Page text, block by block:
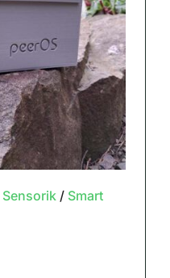
Sensorik/ Smart